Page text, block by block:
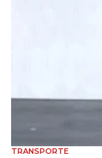
TRANSPORTE